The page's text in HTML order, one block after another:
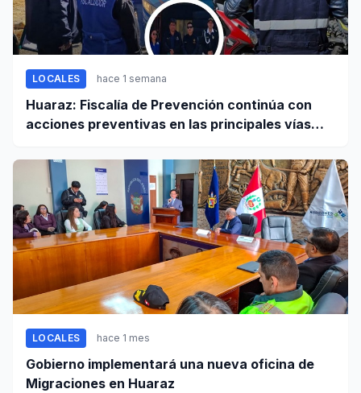
LOCALES hace 1 semana
Huaraz: Fiscalía de Prevención continúa con
acciones preventivas en las principales vías
LOCALES hace 1 mes
Gobierno implementará una nueva oficina de
Migraciones en Huaraz